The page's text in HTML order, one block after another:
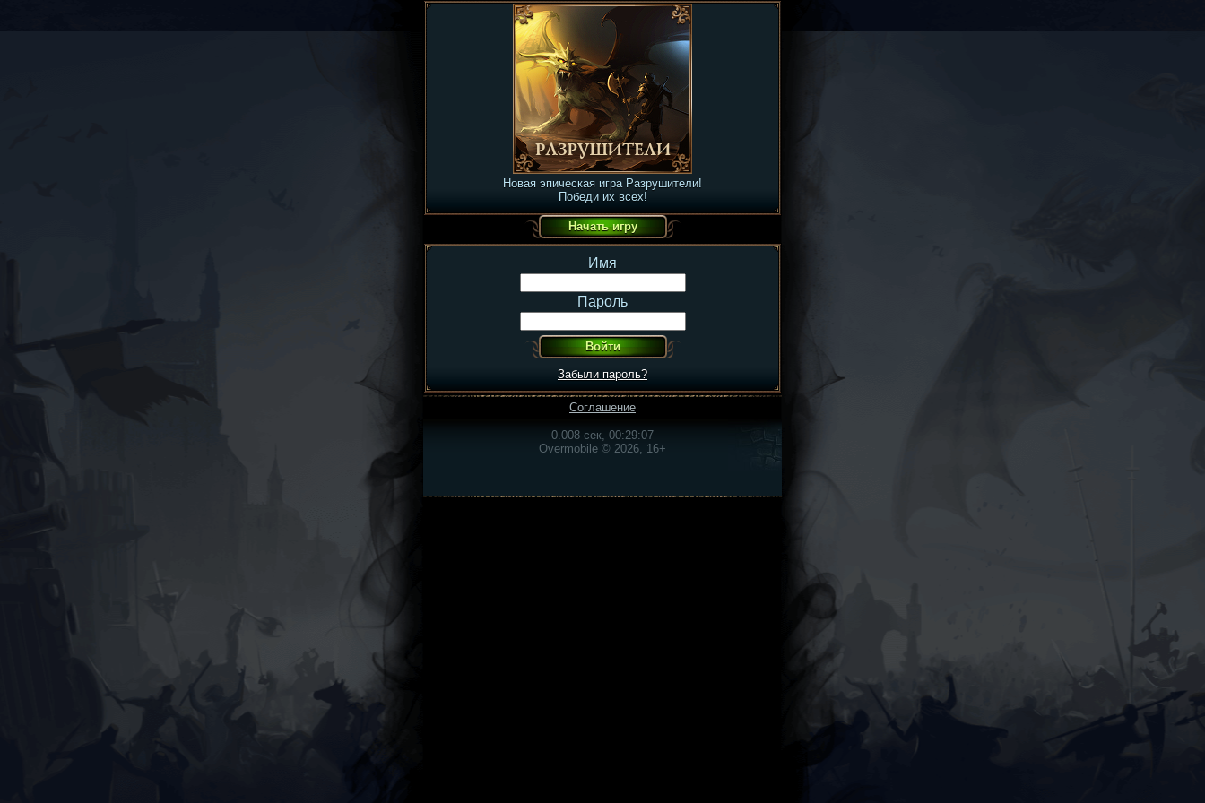
Новая эпическая игра Разрушители!
Победи их всех!
Имя
Пароль
Забыли пароль?
Соглашение
0.008 сек, 00:29:07
Overmobile © 2026, 16+